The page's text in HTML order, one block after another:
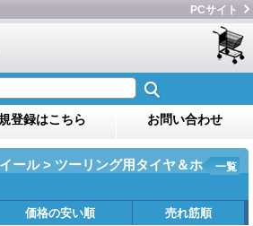
PCサイト
登録はこちら お問い合わせ
ール > ツーリング用タイヤ＆ホ
一覧
価格の安い順 売れ筋順